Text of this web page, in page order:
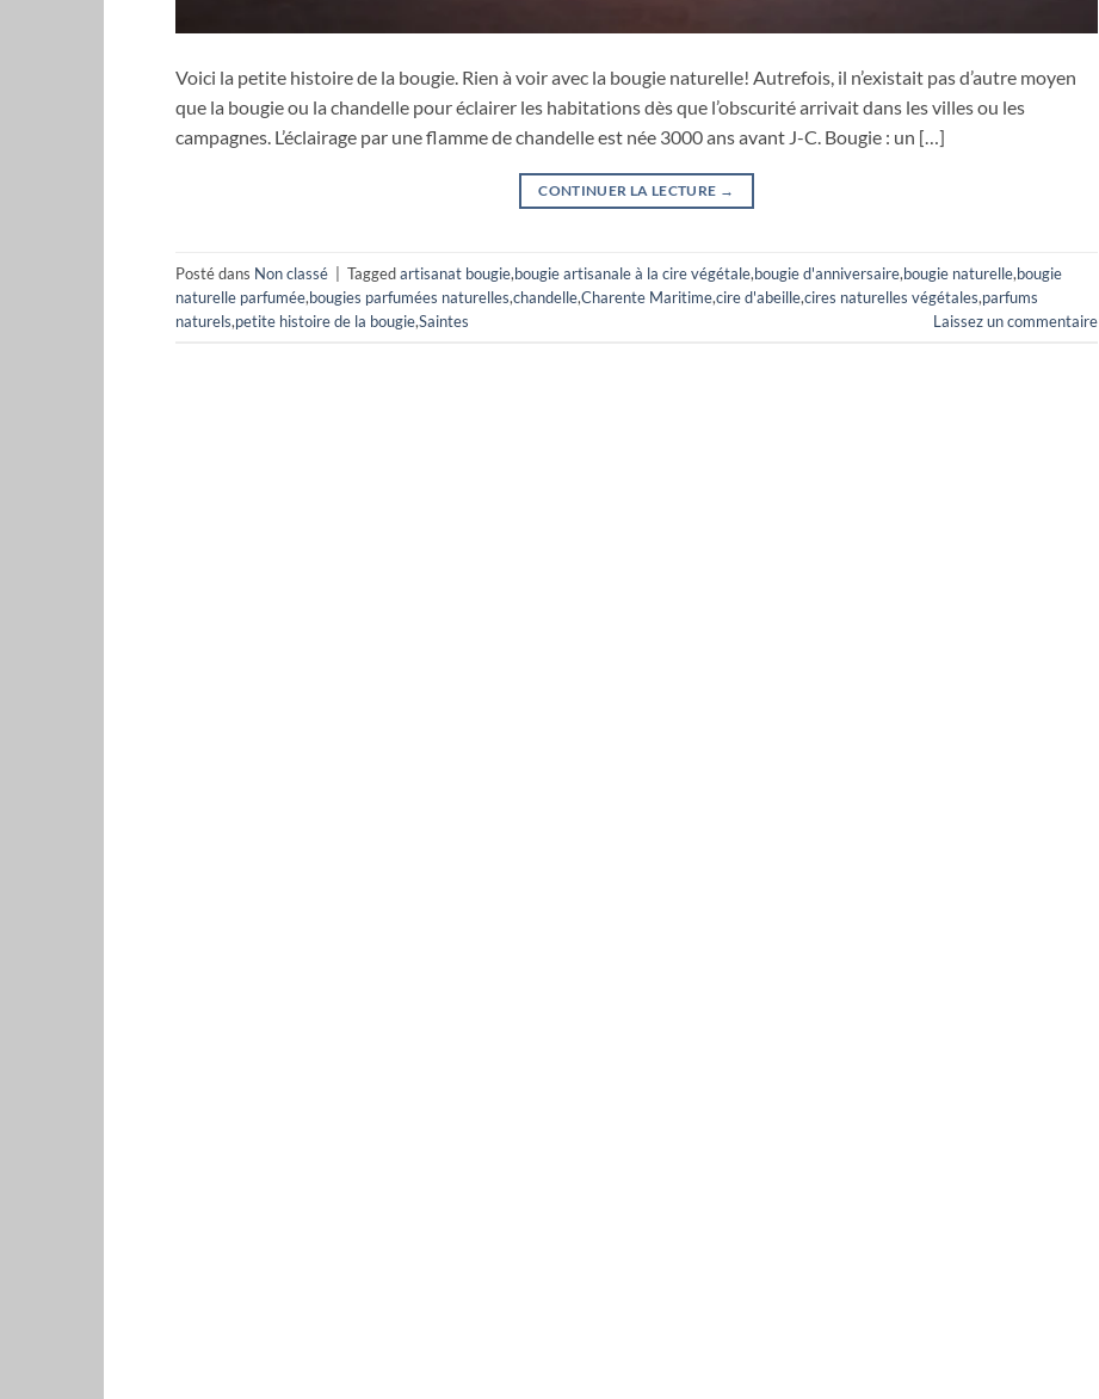
Voici la petite histoire de la bougie. Rien à voir avec la bougie naturelle! Autrefois, il n’existait pas d’autre moyen
que la bougie ou la chandelle pour éclairer les habitations dès que l’obscurité arrivait dans les villes ou les
campagnes. L’éclairage par une flamme de chandelle est née 3000 ans avant J-C. Bougie : un […]
CONTINUER LA LECTURE →
Posté dans Non classé Taggedartisanat bougie,bougie artisanale à la cire végétale,bougie d'anniversaire,bougie naturelle,bougie
naturelle parfumée,bougies parfumées naturelles,chandelle,Charente Maritime,cire d'abeille,cires naturelles végétales,parfums
naturels,petite histoire de la bougie,Saintes Laissez un commentaire